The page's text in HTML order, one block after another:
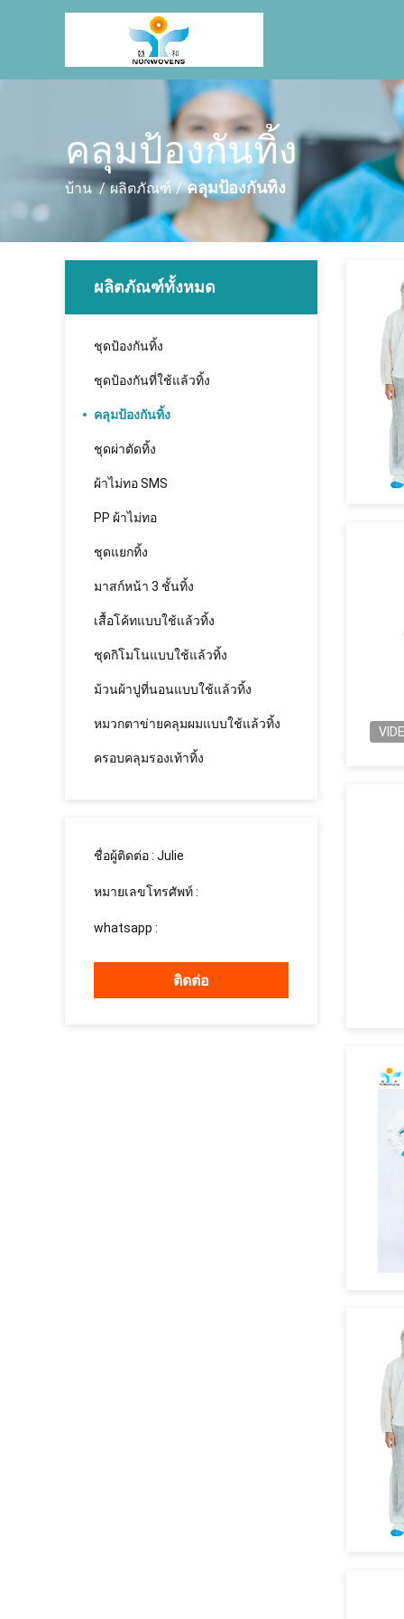
คลุมป้องกันทิ้ง
บ้าน / ผลิตภัณฑ์ / คลุมป้องกันทิ้ง
ผลิตภัณฑ์ทั้งหมด
ชุดป้องกันทิ้ง
ชุดป้องกันที่ใช้แล้วทิ้ง
คลุมป้องกันทิ้ง
ชุดผ่าตัดทิ้ง
ผ้าไม่ทอ SMS
PP ผ้าไม่ทอ
ชุดแยกทิ้ง
มาสก์หน้า 3 ชั้นทิ้ง
เสื้อโค้ทแบบใช้แล้วทิ้ง
ชุดกิโมโนแบบใช้แล้วทิ้ง
ม้วนผ้าปูที่นอนแบบใช้แล้วทิ้ง
หมวกตาข่ายคลุมผมแบบใช้แล้วทิ้ง
ครอบคลุมรองเท้าทิ้ง
ชื่อผู้ติดต่อ : Julie
หมายเลขโทรศัพท์ :
whatsapp :
ติดต่อ